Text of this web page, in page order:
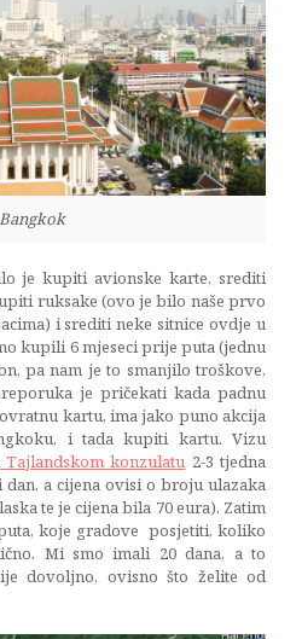
Bangkok
je kupiti avionske karte, srediti
ruksake (ovo je bilo naše prvo
i srediti neke sitnice ovdje u
kupili 6 mjeseci prije puta (jednu
pa nam je to smanjilo troškove,
je pričekati kada padnu
kartu, ima jako puno akcija
i tada kupiti kartu. Vizu
Tajlandskom konzulatu 2-3 tjedna
a cijena ovisi o broju ulazaka
te je cijena bila 70 eura). Zatim
koje gradove posjetiti, koliko
Mi smo imali 20 dana, a to
dovoljno, ovisno što želite od